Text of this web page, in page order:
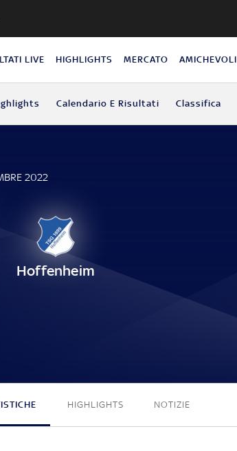
LIVE HIGHLIGHTS MERCATO AMICHEVOLI
Calendario E Risultati Classifica
2022
Hoffenheim
HIGHLIGHTS NOTIZIE